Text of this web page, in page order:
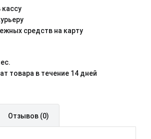
средств на карту
товара в течение 14 дней
Отзывов (0)